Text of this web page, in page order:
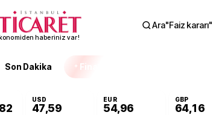
haberiniz var!
Ara"Faiz kararı"
Son Dakika Finans
USD
47,59
EUR
54,96
GBP
64,16